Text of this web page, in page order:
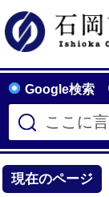
Google検索
現在のページ